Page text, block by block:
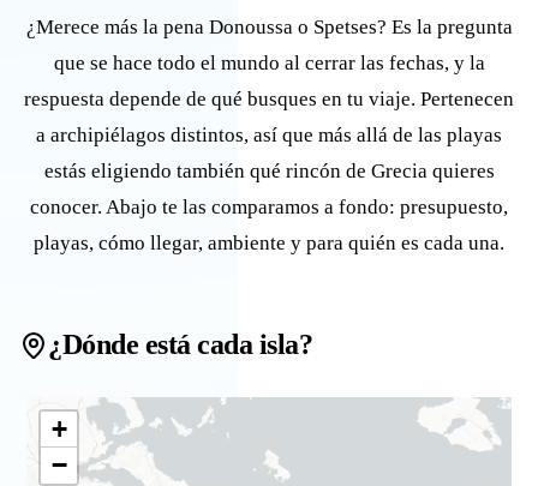
¿Merece más la pena Donoussa o Spetses? Es la pregunta
que se hace todo el mundo al cerrar las fechas, y la
respuesta depende de qué busques en tu viaje. Pertenecen
a archipiélagos distintos, así que más allá de las playas
estás eligiendo también qué rincón de Grecia quieres
conocer. Abajo te las comparamos a fondo: presupuesto,
playas, cómo llegar, ambiente y para quién es cada una.
¿Dónde está cada isla?
+
−